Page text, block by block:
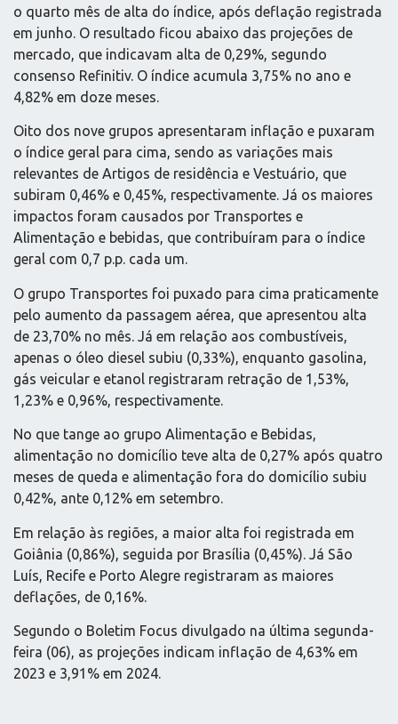
o quarto mês de alta do índice, após deflação registrada
em junho. O resultado ficou abaixo das projeções de
mercado, que indicavam alta de 0,29%, segundo
consenso Refinitiv. O índice acumula 3,75% no ano e
4,82% em doze meses.
Oito dos nove grupos apresentaram inflação e puxaram
o índice geral para cima, sendo as variações mais
relevantes de Artigos de residência e Vestuário, que
subiram 0,46% e 0,45%, respectivamente. Já os maiores
impactos foram causados por Transportes e
Alimentação e bebidas, que contribuíram para o índice
geral com 0,7 p.p. cada um.
O grupo Transportes foi puxado para cima praticamente
pelo aumento da passagem aérea, que apresentou alta
de 23,70% no mês. Já em relação aos combustíveis,
apenas o óleo diesel subiu (0,33%), enquanto gasolina,
gás veicular e etanol registraram retração de 1,53%,
1,23% e 0,96%, respectivamente.
No que tange ao grupo Alimentação e Bebidas,
alimentação no domicílio teve alta de 0,27% após quatro
meses de queda e alimentação fora do domicílio subiu
0,42%, ante 0,12% em setembro.
Em relação às regiões, a maior alta foi registrada em
Goiânia (0,86%), seguida por Brasília (0,45%). Já São
Luís, Recife e Porto Alegre registraram as maiores
deflações, de 0,16%.
Segundo o Boletim Focus divulgado na última segunda-
feira (06), as projeções indicam inflação de 4,63% em
2023 e 3,91% em 2024.